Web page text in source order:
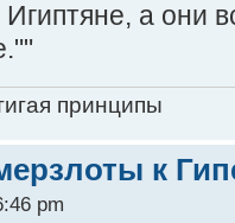
а они
принципы
к
pm